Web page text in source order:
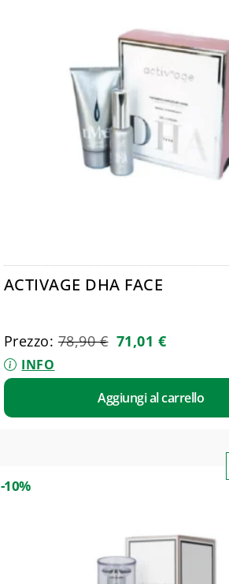
ACTIVAGE DHA FACE
Prezzo: 78,90€ 71,01 €
INFO
Aggiungi al carrello
-10%